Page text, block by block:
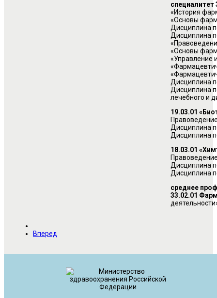
специалитет
«История
«Основы
Дисциплина
Дисциплина
«Основы
«Управление
Дисциплина
Дисциплина
лечебного и
19.03.01
Дисциплина
Дисциплина
18.03.01
Дисциплина
Дисциплина
среднее
33.02.01
Вперед